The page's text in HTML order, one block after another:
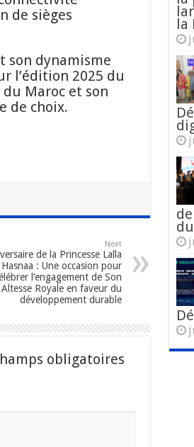
de sièges
son dynamisme
l’édition 2025 du
Maroc et son
de choix.
Next
de la Princesse Lalla
Hasnaa : Une occasion pour
l’engagement de Son
Altesse Royale en faveur du
développement durable
obligatoires
la